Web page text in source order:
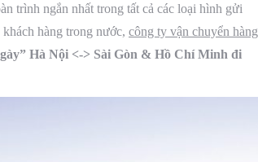
trình ngắn nhất trong tất cả các loại hình gửi
hàng trong nước, công ty vận chuyển hàng
Hà Nội <-> Sài Gòn & Hồ Chí Minh đi